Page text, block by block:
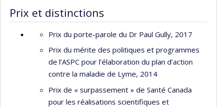
Prix et distinctions
Prix du porte-parole du Dr Paul Gully, 2017
Prix du mérite des politiques et programmes
de l’ASPC pour l’élaboration du plan d’action
contre la maladie de Lyme, 2014
Prix de « surpassement » de Santé Canada
pour les réalisations scientifiques et